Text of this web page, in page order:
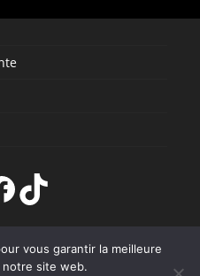
TikTok
CONTACT
vous garantir la meilleure
site web.